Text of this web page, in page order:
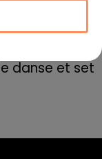
de
danse et set